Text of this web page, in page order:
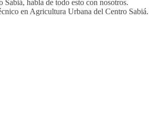
Sabiá, habla de todo esto con nosotros.
en Agricultura Urbana del Centro Sabiá.